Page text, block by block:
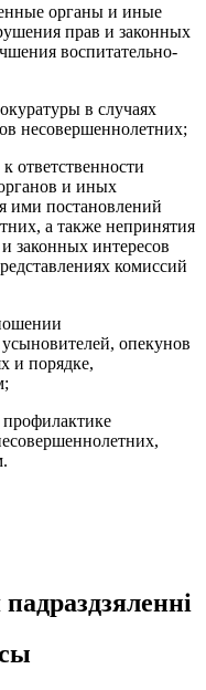
органы и иные
прав и законных
воспитательно-
в случаях
несовершеннолетних;
ответственности
и иных
ими постановлений
а также непринятия
законных интересов
комиссий
опекунов
и порядке,